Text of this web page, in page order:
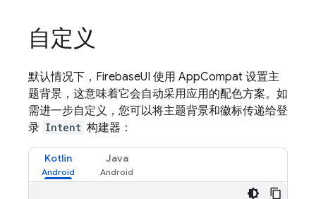
自定义
默认情况下，FirebaseUI 使用 AppCompat 设置主
题背景，这意味着它会自动采用应用的配色方案。如
需进一步自定义，您可以将主题背景和徽标传递给登
录 Intent 构建器：
Kotlin Java